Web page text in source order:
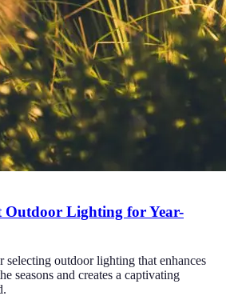
Outdoor Lighting for Year-
selecting outdoor lighting that enhances
seasons and creates a captivating